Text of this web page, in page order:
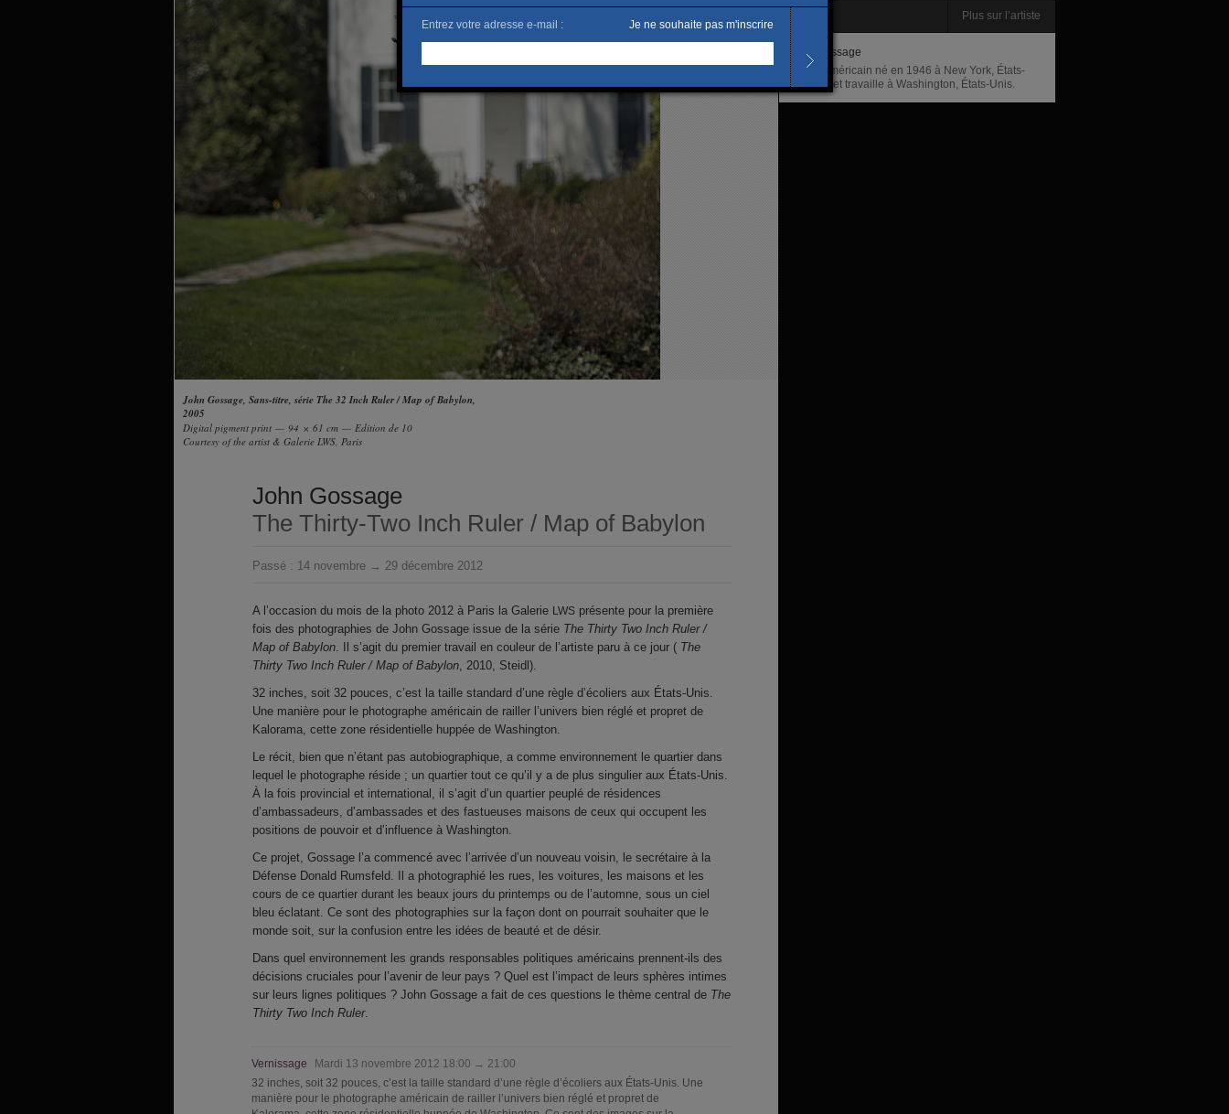
John Gossage, Sans-titre, série The 32 Inch Ruler / Map of Babylon,
2005
Digital pigment print — 94 × 61 cm — Edition de 10
Courtesy of the artist & Galerie LWS, Paris
John Gossage
The Thirty-Two Inch Ruler / Map of Babylon
Passé : 14 novembre → 29 décembre 2012
A l’occasion du mois de la photo 2012 à Paris la Galerie LWS présente pour la première
fois des photographies de John Gossage issue de la série The Thirty Two Inch Ruler /
Map of Babylon. Il s’agit du premier travail en couleur de l’artiste paru à ce jour ( The
Thirty Two Inch Ruler / Map of Babylon, 2010, Steidl).
32 inches, soit 32 pouces, c’est la taille standard d’une règle d’écoliers aux États-Unis.
Une manière pour le photographe américain de railler l’univers bien réglé et propret de
Kalorama, cette zone résidentielle huppée de Washington.
Le récit, bien que n’étant pas autobiographique, a comme environnement le quartier dans
lequel le photographe réside ; un quartier tout ce qu’il y a de plus singulier aux États-Unis.
À la fois provincial et international, il s’agit d’un quartier peuplé de résidences
d’ambassadeurs, d’ambassades et des fastueuses maisons de ceux qui occupent les
positions de pouvoir et d’influence à Washington.
Ce projet, Gossage l’a commencé avec l’arrivée d’un nouveau voisin, le secrétaire à la
Défense Donald Rumsfeld. Il a photographié les rues, les voitures, les maisons et les
cours de ce quartier durant les beaux jours du printemps ou de l’automne, sous un ciel
bleu éclatant. Ce sont des photographies sur la façon dont on pourrait souhaiter que le
monde soit, sur la confusion entre les idées de beauté et de désir.
Dans quel environnement les grands responsables politiques américains prennent-ils des
décisions cruciales pour l’avenir de leur pays ? Quel est l’impact de leurs sphères intimes
sur leurs lignes politiques ? John Gossage a fait de ces questions le thème central de The
Thirty Two Inch Ruler.
Vernissage
Mardi 13 novembre 2012 18:00 → 21:00
32 inches, soit 32 pouces, c’est la taille standard d’une règle d’écoliers aux États-Unis. Une
manière pour le photographe américain de railler l’univers bien réglé et propret de
L’artiste Plus sur l’artiste
John Gossage
Artiste américain né en 1946 à New York, États-
Unis. Vit et travaille à Washington, États-Unis.